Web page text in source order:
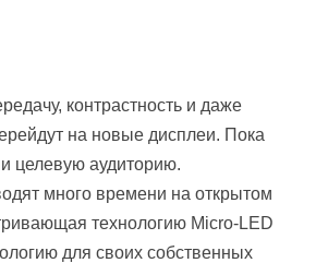
контрастность и даже
на новые дисплеи. Пока
целевую аудиторию.
много времени на открытом
технологию Micro-LED
для своих собственных